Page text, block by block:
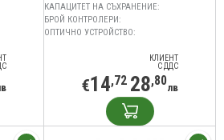
КАПАЦИТЕТ НА СЪХРАНЕНИЕ:
БРОЙ КОНТРОЛЕРИ:
ОПТИЧНО УСТРОЙСТВО:
КЛИЕНТ
С ДДС
€14,72 28,80лв